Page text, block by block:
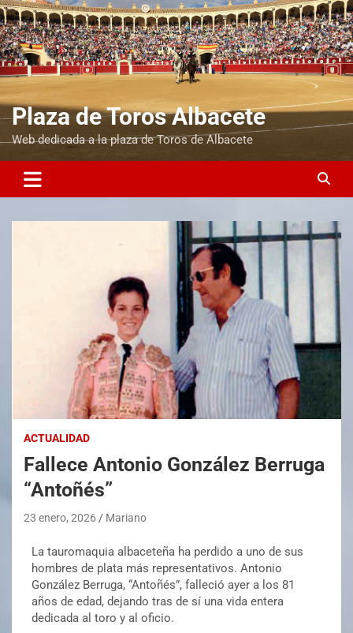
Plaza de Toros Albacete
Web dedicada a la plaza de Toros de Albacete
ACTUALIDAD
Fallece Antonio González Berruga
“Antoñés”
23 enero, 2026 Mariano
La tauromaquia albaceteña ha perdido a uno de sus
hombres de plata más representativos. Antonio
González Berruga, “Antoñés”, falleció ayer a los 81
años de edad, dejando tras de sí una vida entera
dedicada al toro y al oficio.